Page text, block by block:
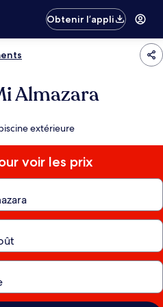
Obtenir l’appli
Almazara
extérieure
voir les prix